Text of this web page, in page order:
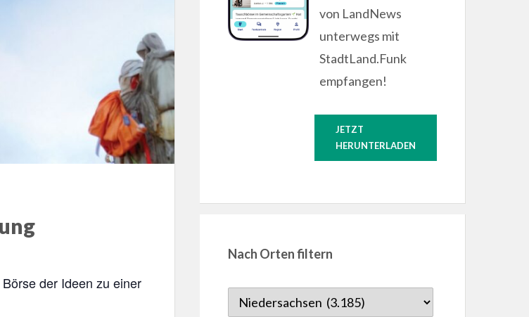
der Ideen zu einer
von LandNews
unterwegs mit
StadtLand.Funk
empfangen!
JETZT
HERUNTERLADEN
Nach Orten filtern